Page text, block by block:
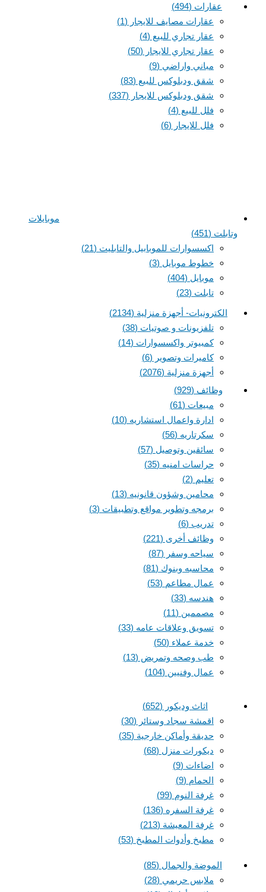
عقارات (494)
عقارات مصايف للايجار (1)
عقار تجاري للبيع (4)
عقار تجاري للايجار (50)
مباني واراضي (9)
شقق ودبلوكس للبيع (83)
شقق ودبلوكس للايجار (337)
فلل للبيع (4)
فلل للايجار (6)
موبايلات
وتابلت (451)
اكسسوارات للموبابيل والتابليت (21)
خطوط موبايل (3)
موبايل (404)
تابلت (23)
الكترونيات- أجهزة منزلية (2134)
تلفزيونات و صوتيات (38)
كمبيوتر واكسسوارات (14)
كاميرات وتصوير (6)
أجهزة منزلية (2076)
وظائف (929)
مبيعات (61)
ادارة واعمال استشاريه (10)
سكرتاريه (56)
سائقين وتوصيل (57)
حراسات امنيه (35)
تعليم (2)
محامين وشؤون قانونيه (13)
برمجه وتطوير مواقع وتطبيقات (3)
تدريب (6)
وظائف أخرى (221)
سياحه وسفر (87)
محاسبه وبنوك (81)
عمال مطاعم (53)
هندسه (33)
مصممين (11)
تسويق وعلاقات عامه (33)
خدمة عملاء (50)
طب وصحه وتمريض (13)
عمال وفنيين (104)
اثاث وديكور (652)
اقمشة سجاد وستائر (30)
حديقة وأماكن خارجية (35)
ديكورات منزل (68)
اضاءات (9)
الحمام (9)
غرفة النوم (99)
غرفة السفره (136)
غرفة المعيشة (213)
مطبخ وأدوات المطبخ (53)
الموضة والجمال (85)
ملابس حريمي (28)